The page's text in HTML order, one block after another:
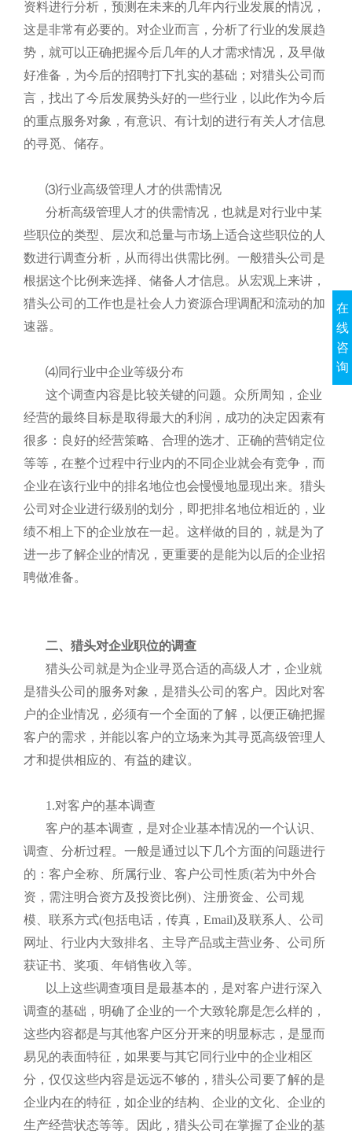
资料进行分析，预测在未来的几年内行业发展的情况，
这是非常有必要的。对企业而言，分析了行业的发展趋
势，就可以正确把握今后几年的人才需求情况，及早做
好准备，为今后的招聘打下扎实的基础；对猎头公司而
言，找出了今后发展势头好的一些行业，以此作为今后
的重点服务对象，有意识、有计划的进行有关人才信息
的寻觅、储存。
⑶行业高级管理人才的供需情况
分析高级管理人才的供需情况，也就是对行业中某
些职位的类型、层次和总量与市场上适合这些职位的人
数进行调查分析，从而得出供需比例。一般猎头公司是
根据这个比例来选择、储备人才信息。从宏观上来讲，
猎头公司的工作也是社会人力资源合理调配和流动的加
速器。
⑷同行业中企业等级分布
这个调查内容是比较关键的问题。众所周知，企业
经营的最终目标是取得最大的利润，成功的决定因素有
很多：良好的经营策略、合理的选才、正确的营销定位
等等，在整个过程中行业内的不同企业就会有竞争，而
企业在该行业中的排名地位也会慢慢地显现出来。猎头
公司对企业进行级别的划分，即把排名地位相近的，业
绩不相上下的企业放在一起。这样做的目的，就是为了
进一步了解企业的情况，更重要的是能为以后的企业招
聘做准备。
二、猎头对企业职位的调查
猎头公司就是为企业寻觅合适的高级人才，企业就
是猎头公司的服务对象，是猎头公司的客户。因此对客
户的企业情况，必须有一个全面的了解，以便正确把握
客户的需求，并能以客户的立场来为其寻觅高级管理人
才和提供相应的、有益的建议。
1.对客户的基本调查
客户的基本调查，是对企业基本情况的一个认识、
调查、分析过程。一般是通过以下几个方面的问题进行
的：客户全称、所属行业、客户公司性质(若为中外合
资，需注明合资方及投资比例)、注册资金、公司规
模、联系方式(包括电话，传真，Email)及联系人、公司
网址、行业内大致排名、主导产品或主营业务、公司所
获证书、奖项、年销售收入等。
以上这些调查项目是最基本的，是对客户进行深入
调查的基础，明确了企业的一个大致轮廓是怎么样的，
这些内容都是与其他客户区分开来的明显标志，是显而
易见的表面特征，如果要与其它同行业中的企业相区
分，仅仅这些内容是远远不够的，猎头公司要了解的是
企业内在的特征，如企业的结构、企业的文化、企业的
生产经营状态等等。因此，猎头公司在掌握了企业的基
在
线
咨
询